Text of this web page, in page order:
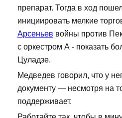
препарат. Тогда в ход
инициировать мелкие
Арсеньев войны против
с оркестром А - показать
Цуладзе.
Медведев говорил, что у
документу — несмотря на
поддерживает.